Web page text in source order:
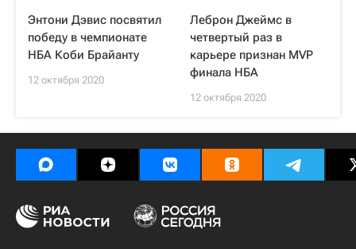
Энтони Дэвис посвятил
победу в чемпионате
НБА Коби Брайанту
12 октября 2020
Леброн Джеймс в
четвертый раз в
карьере признан MVP
финала НБА
12 октября 2020